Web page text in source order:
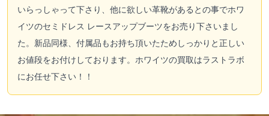
いらっしゃって下さり、他に欲しい革靴があるとの事でホワ
イツのセミドレス レースアップブーツをお売り下さいまし
た。新品同様、付属品もお持ち頂いたためしっかりと正しい
お値段をお付けしております。 ホワイツの買取はラストラボ
にお任せ下さい！！